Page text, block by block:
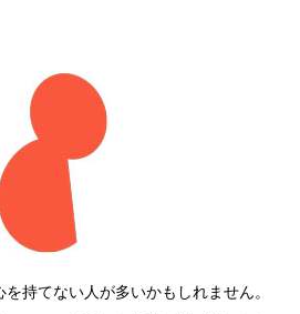
持てない人が多いかもしれません。